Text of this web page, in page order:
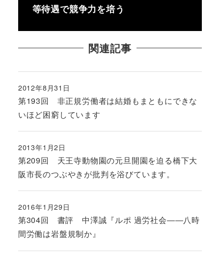
等待遇で競争力を培う
関連記事
第193回 非正規労働者は結婚もまともにできな
いほど困窮しています
投稿日
2012年8月31日
第209回 天王寺動物園の元旦開園を迫る橋下大
阪市長のつぶやきが批判を浴びています。
投稿日
2013年1月2日
第304回 書評 中澤誠『ルポ 過労社会――八時
間労働は岩盤規制か』
投稿日
2016年1月29日